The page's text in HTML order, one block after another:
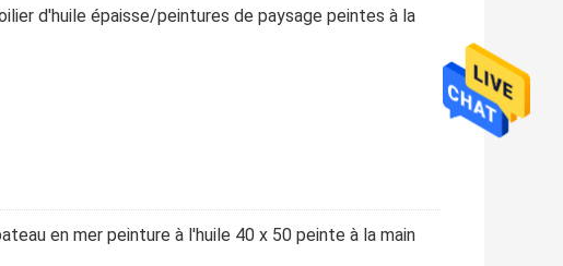
d'huile épaisse/peintures de paysage peintes à la
en mer peinture à l'huile 40 x 50 peinte à la main